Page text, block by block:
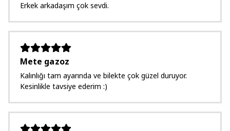
Erkek arkadaşım çok sevdi.
Mete gazoz
Kalınlığı tam ayarında ve bilekte çok güzel duruyor.
Kesinlikle tavsiye ederim :)